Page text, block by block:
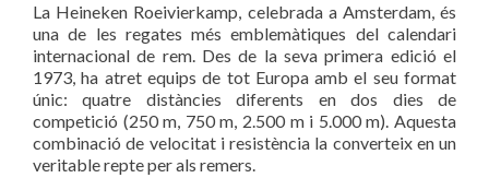
La Heineken Roeivierkamp, celebrada a Amsterdam, és
una de les regates més emblemàtiques del calendari
internacional de rem. Des de la seva primera edició el
1973, ha atret equips de tot Europa amb el seu format
únic: quatre distàncies diferents en dos dies de
competició (250 m, 750 m, 2.500 m i 5.000 m). Aquesta
combinació de velocitat i resistència la converteix en un
veritable repte per als remers.